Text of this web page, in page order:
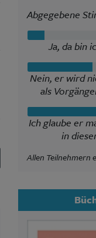
Abgegebene
Ja, da bin
Nein, er wird
als
Ich glaube er
in
Allen Teilnehmern